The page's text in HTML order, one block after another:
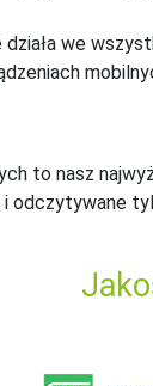
we
to nasz
i odczytywane